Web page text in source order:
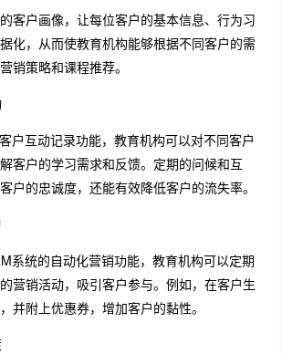
客户画像，让每位客户的基本信息、行为习
化，从而使教育机构能够根据不同客户的需
销策略和课程推荐。
户互动记录功能，教育机构可以对不同客户
客户的学习需求和反馈。定期的问候和互
户的忠诚度，还能有效降低客户的流失率。
系统的自动化营销功能，教育机构可以定期
营销活动，吸引客户参与。例如，在客户生
并附上优惠券，增加客户的黏性。